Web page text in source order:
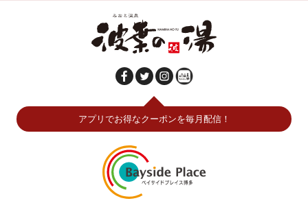
アプリでお得なクーポンを毎月配信！